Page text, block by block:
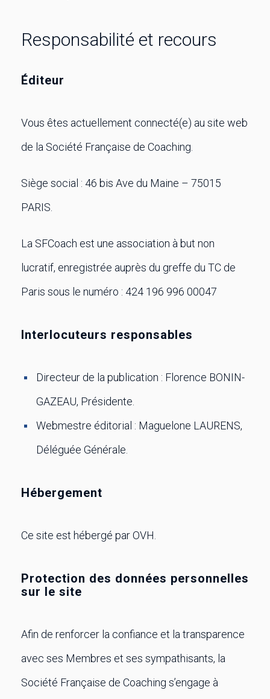
Responsabilité et recours
Éditeur
Vous êtes actuellement connecté(e) au site web
de la Société Française de Coaching.
Siège social : 46 bis Ave du Maine – 75015
PARIS.
La SFCoach est une association à but non
lucratif, enregistrée auprès du greffe du TC de
Paris sous le numéro : 424 196 996 00047
Interlocuteurs responsables
Directeur de la publication : Florence BONIN-
GAZEAU, Présidente.
Webmestre éditorial : Maguelone LAURENS,
Déléguée Générale.
Hébergement
Ce site est hébergé par OVH.
Protection des données personnelles
sur le site
Afin de renforcer la confiance et la transparence
avec ses Membres et ses sympathisants, la
Société Française de Coaching s’engage à